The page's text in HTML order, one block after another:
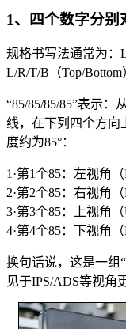
1、四个数字分别
规格书写法通常为：
L/R/T/B（Top/
“85/85/85/85”表示
线，在下列四个方向
度约为85°：
1·第1个85：左视角（
2·第2个85：右视角（
3·第3个85：上视角（
4·第4个85：下视角（
换句话说，这是一组
见于IPS/ADS等视角